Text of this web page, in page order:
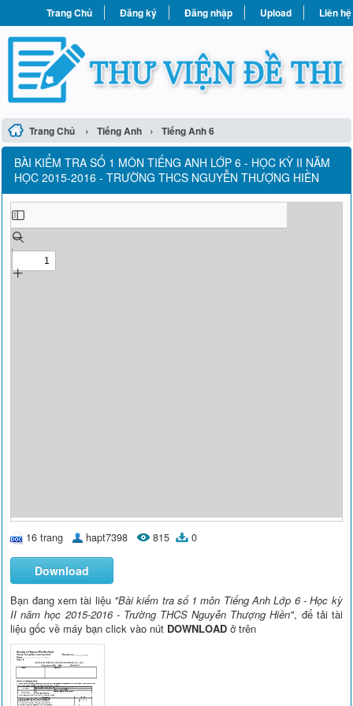
Trang Chủ Đăng ký Đăng nhập Upload Liên hệ
Trang Chủ › Tiếng Anh › Tiếng Anh 6
BÀI KIỂM TRA SỐ 1 MÔN TIẾNG ANH LỚP 6 - HỌC KỲ II NĂM
HỌC 2015-2016 - TRƯỜNG THCS NGUYỄN THƯỢNG HIỀN
16 trang hapt7398 815 0
Download
Bạn đang xem tài liệu "Bài kiểm tra số 1 môn Tiếng Anh Lớp 6 - Học kỳ
II năm học 2015-2016 - Trường THCS Nguyễn Thượng Hiền", để tải tài
liệu gốc về máy bạn click vào nút DOWNLOAD ở trên